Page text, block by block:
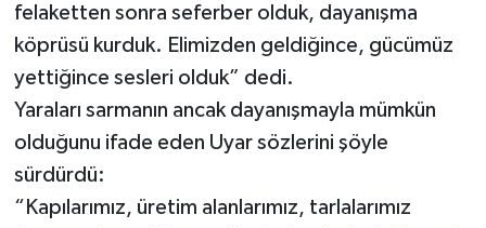
felaketten sonra seferber olduk, dayanışma
köprüsü kurduk. Elimizden geldiğince, gücümüz
yettiğince sesleri olduk” dedi.
Yaraları sarmanın ancak dayanışmayla mümkün
olduğunu ifade eden Uyar sözlerini şöyle
sürdürdü:
“Kapılarımız, üretim alanlarımız, tarlalarımız